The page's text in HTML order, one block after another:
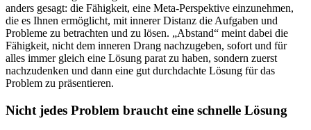
anders gesagt: die Fähigkeit, eine Meta-Perspektive einzunehmen,
die es Ihnen ermöglicht, mit innerer Distanz die Aufgaben und
Probleme zu betrachten und zu lösen. „Abstand“ meint dabei die
Fähigkeit, nicht dem inneren Drang nachzugeben, sofort und für
alles immer gleich eine Lösung parat zu haben, sondern zuerst
nachzudenken und dann eine gut durchdachte Lösung für das
Problem zu präsentieren.
Nicht jedes Problem braucht eine schnelle Lösung